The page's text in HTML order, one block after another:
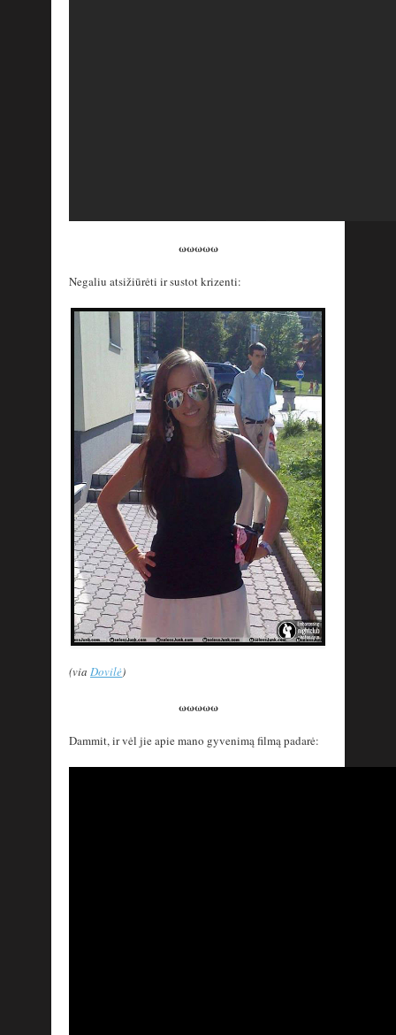
ωωωωω
Negaliu atsižiūrėti ir sustot krizenti:
(via Dovilė)
ωωωωω
Dammit, ir vėl jie apie mano gyvenimą filmą padarė: